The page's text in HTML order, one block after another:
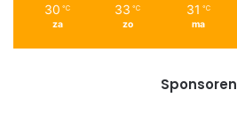
30 ℃
za
33 ℃
zo
31 ℃
ma
Sponsoren